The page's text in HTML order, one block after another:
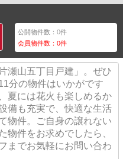
公開物件数：0件
会員物件数：0件
瀬山五丁目戸建」。ぜひ
分の物件はいかがです
夏には花火も楽しめるか
備も充実で、快適な生活
物件。ご自身の譲れない
物件をお求めでしたら、
までお気軽にお問い合わ